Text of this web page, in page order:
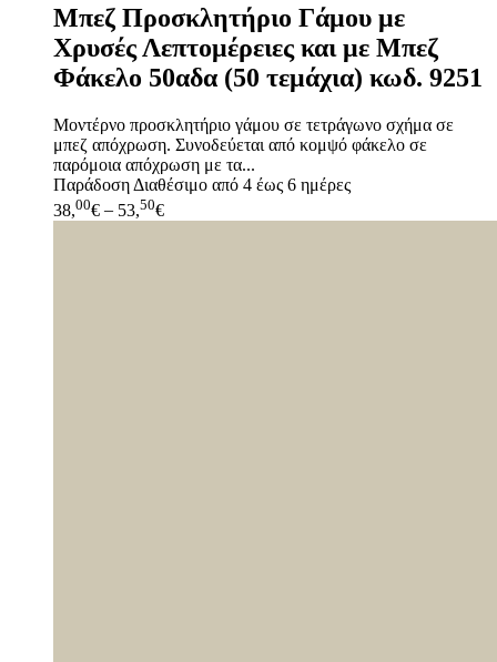
Μπεζ Προσκλητήριο Γάμου με
Χρυσές Λεπτομέρειες και με Μπεζ
Φάκελο 50αδα (50 τεμάχια) κωδ. 9251
Μοντέρνο προσκλητήριο γάμου σε τετράγωνο σχήμα σε
μπεζ απόχρωση. Συνοδεύεται από κομψό φάκελο σε
παρόμοια απόχρωση με τα...
Παράδοση Διαθέσιμο από 4 έως 6 ημέρες
38,00€ – 53,50€